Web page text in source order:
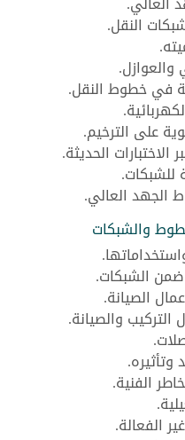
النقل.
في خطوط النقل.
على الترخيم.
الحديثة.
للشبكات.
الجهد العالي.
والشبكات
ضمن الشبكات.
الصيانة.
التركيب والصيانة.
الفنية.
الفعالة.